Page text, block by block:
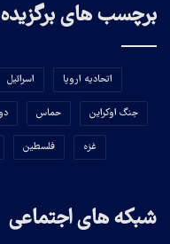
برچسب های برگزیده
اتحادیه اروپا اسرائیل
جنگ اوکراین حماس
غزه فلسطین
شبکه های اجتماعی